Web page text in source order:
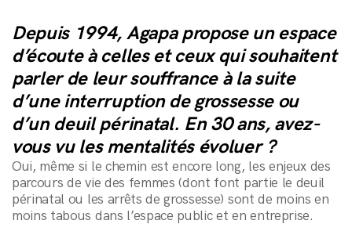
Depuis 1994, Agapa propose un espace
d’écoute à celles et ceux qui souhaitent
parler de leur souffrance à la suite
d’une interruption de grossesse ou
d’un deuil périnatal. En 30 ans, avez-
vous vu les mentalités évoluer ?
Oui, même si le chemin est encore long, les enjeux des
parcours de vie des femmes (dont font partie le deuil
périnatal ou les arrêts de grossesse) sont de moins en
moins tabous dans l’espace public et en entreprise.